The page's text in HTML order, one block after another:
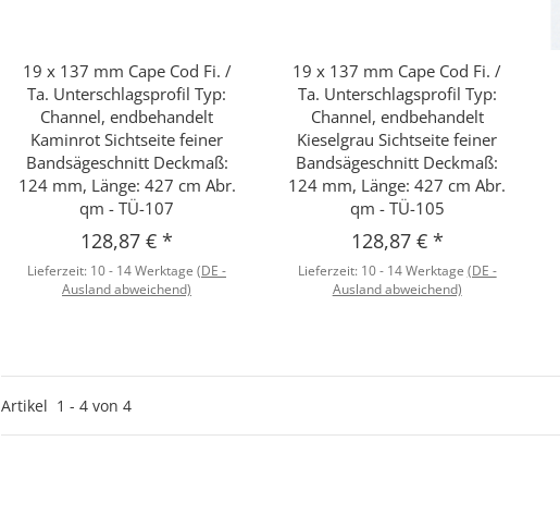
Schnellkauf
19 x 137 mm Cape Cod Fi. /
Ta. Unterschlagsprofil Typ:
Channel, endbehandelt
Kaminrot Sichtseite feiner
Bandsägeschnitt Deckmaß:
124 mm, Länge: 427 cm Abr.
qm - TÜ-107
128,87 €*
Lieferzeit: 10 - 14 Werktage(DE -
Ausland abweichend)
Schnellkauf
19 x 137 mm Cape Cod Fi. /
Ta. Unterschlagsprofil Typ:
Channel, endbehandelt
Kieselgrau Sichtseite feiner
Bandsägeschnitt Deckmaß:
124 mm, Länge: 427 cm Abr.
qm - TÜ-105
128,87 € *
Lieferzeit: 10 - 14 Werktage (DE -
Ausland abweichend)
Artikel 1 - 4 von 4